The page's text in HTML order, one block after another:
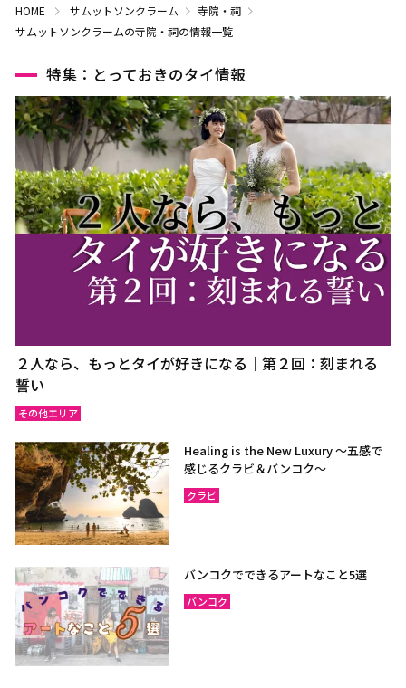
HOME サムットソンクラーム
寺院・祠
サムットソンクラームの寺院・祠の情報一覧
特集：とっておきのタイ情報
２人なら、もっとタイが好きになる｜第２回：刻まれる
誓い
その他エリア
Healing is the New Luxury ～五感で
感じるクラビ＆バンコク～
クラビ
バンコクでできるアートなこと5選
バンコク